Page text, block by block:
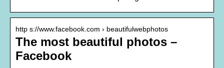
http s://www.facebook.com › beautifulwebphotos
The most beautiful photos –
Facebook